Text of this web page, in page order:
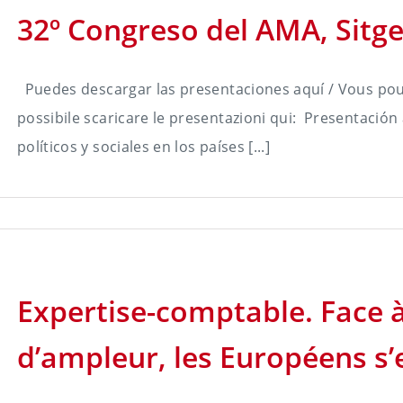
32º Congreso del AMA,
Puedes descargar las presentaciones aquí / Vous
possibile scaricare le presentazioni qui:
políticos y sociales en los países [...]
Expertise-comptable. Face
d’ampleur, les Européens